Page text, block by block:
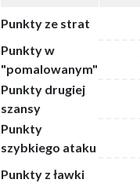
Punkty ze strat
Punkty w
"pomalowanym"
Punkty drugiej
szansy
Punkty
szybkiego ataku
Punkty z ławki